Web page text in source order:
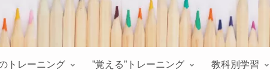
トレーニング ”覚える”トレーニング 教科別学習